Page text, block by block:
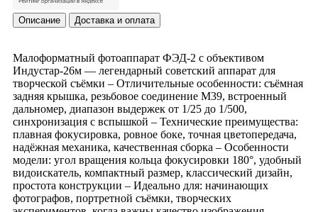
Описание Доставка и оплата
Малоформатный фотоаппарат ФЭД-2 с объективом
Индустар-26м — легендарный советский аппарат для
творческой съёмки – Отличительные особенности: съёмная
задняя крышка, резьбовое соединение M39, встроенный
дальномер, диапазон выдержек от 1/25 до 1/500,
синхронизация с вспышкой – Технические преимущества:
плавная фокусировка, ровное боке, точная цветопередача,
надёжная механика, качественная сборка – Особенности
модели: угол вращения кольца фокусировки 180°, удобный
видоискатель, компактный размер, классический дизайн,
простота конструкции – Идеально для: начинающих
фотографов, портретной съёмки, творческих